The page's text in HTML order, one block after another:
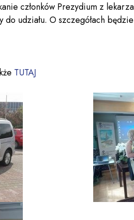
członków Prezydium z
do udziału. O szczegółach
TUTAJ